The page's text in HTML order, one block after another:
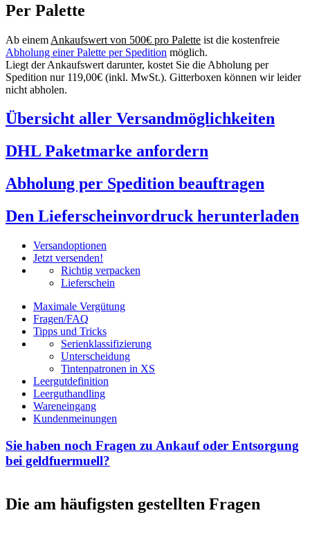
Per Palette
Ab einem Ankaufswert von 500€ pro Palette ist die kostenfreie
Abholung einer Palette per Spedition möglich.
Liegt der Ankaufswert darunter, kostet Sie die Abholung per
Spedition nur 119,00€ (inkl. MwSt.). Gitterboxen können wir leider
nicht abholen.
Übersicht aller Versandmöglichkeiten
DHL Paketmarke anfordern
Abholung per Spedition beauftragen
Den Lieferscheinvordruck herunterladen
Versandoptionen
Jetzt versenden!
Richtig verpacken
Lieferschein
Maximale Vergütung
Fragen/FAQ
Tipps und Tricks
Serienklassifizierung
Unterscheidung
Tintenpatronen in XS
Leergutdefinition
Leerguthandling
Wareneingang
Kundenmeinungen
Sie haben noch Fragen zu Ankauf oder Entsorgung
bei geldfuermuell?
Die am häufigsten gestellten Fragen